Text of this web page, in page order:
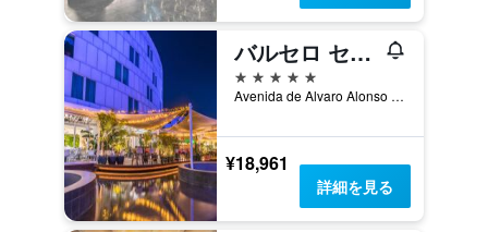
バルセロ セビリア レナシミエント
5つ星
Avenida de Alvaro Alonso Barba, セビリア, アンダルシア州, スペイン
¥18,961
詳細を見る